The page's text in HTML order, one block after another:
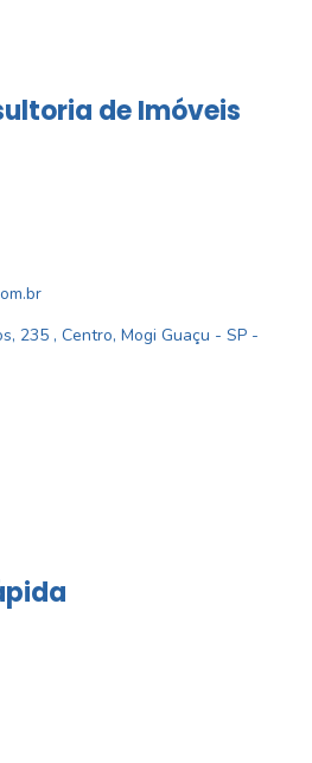
de Imóveis
235 , Centro, Mogi Guaçu - SP -